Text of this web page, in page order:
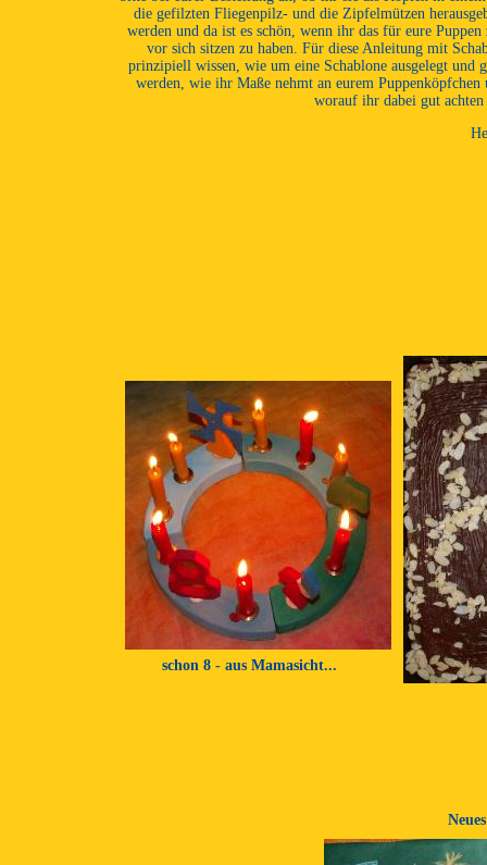
die gefilzten Fliegenpilz- und die Zipfelmützen
werden und da ist es schön, wenn ihr das für eure
vor sich sitzen zu haben. Für diese Anleitung mit
prinzipiell wissen, wie um eine Schablone ausgelegt
werden, wie ihr Maße nehmt an eurem
worauf ihr dabei gut
schon 8 - aus Mamasicht...